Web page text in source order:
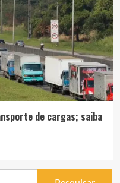
de cargas; saiba